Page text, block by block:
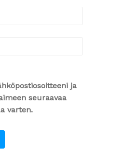
ja
seuraavaa
varten.